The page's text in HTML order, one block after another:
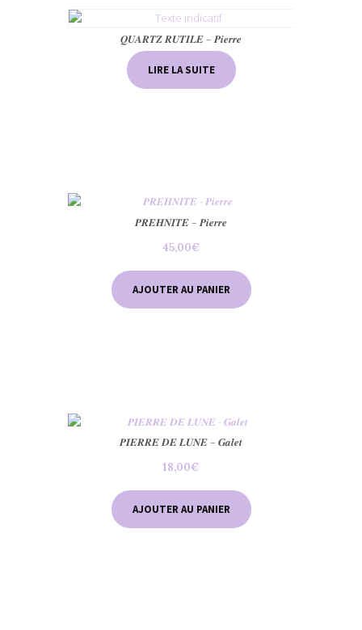
𝑸𝑼𝑨𝑹𝑻𝒁 𝑹𝑼𝑻𝑰𝑳𝑬 – 𝑷𝒊𝒆𝒓𝒓𝒆
LIRE LA SUITE
𝑷𝑹𝑬𝑯𝑵𝑰𝑻𝑬 – 𝑷𝒊𝒆𝒓𝒓𝒆
45,00€
AJOUTER AU PANIER
𝑷𝑰𝑬𝑹𝑹𝑬 𝑫𝑬 𝑳𝑼𝑵𝑬 – 𝑮𝒂𝒍𝒆𝒕
18,00€
AJOUTER AU PANIER